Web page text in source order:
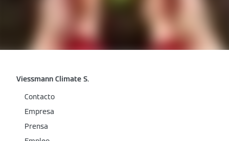
Viessmann Climate S.
Contacto
Empresa
Prensa